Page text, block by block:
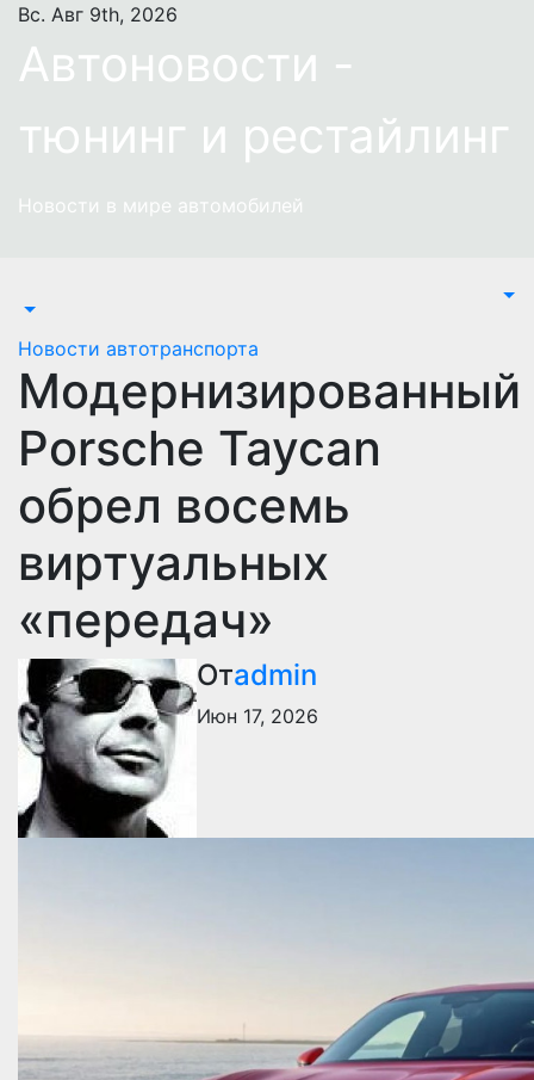
Перейти
содержимому
Вс. Авг 9th, 2026
Автоновости -
тюнинг и рестайлинг
Новости в мире автомобилей
Новости автотранспорта
Модернизированный
Porsche Taycan
обрел восемь
виртуальных
«передач»
Отadmin
Июн 17, 2026